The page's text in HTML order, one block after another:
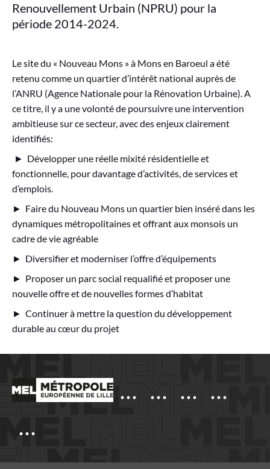
Renouvellement Urbain (NPRU) pour la
période 2014-2024.
Le site du « Nouveau Mons » à Mons en Baroeul a été
retenu comme un quartier d’intérêt national auprès de
l’ANRU (Agence Nationale pour la Rénovation Urbaine). A
ce titre, il y a une volonté de poursuivre une intervention
ambitieuse sur ce secteur, avec des enjeux clairement
identifiés:
► Développer une réelle mixité résidentielle et
fonctionnelle, pour davantage d’activités, de services et
d’emplois.
► Faire du Nouveau Mons un quartier bien inséré dans les
dynamiques métropolitaines et offrant aux monsois un
cadre de vie agréable
► Diversifier et moderniser l’offre d’équipements
► Proposer un parc social requalifié et proposer une
nouvelle offre et de nouvelles formes d’habitat
► Continuer à mettre la question du développement
durable au cœur du projet